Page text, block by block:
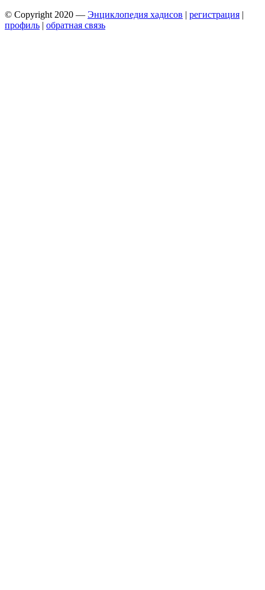
© Copyright 2020 — Энциклопедия хадисов | регистрация |
профиль | обратная связь